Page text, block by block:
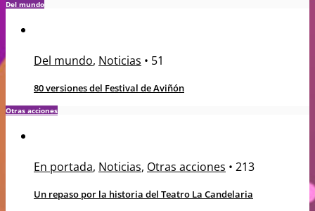
Del mundo
Del mundo, Noticias • 51
80 versiones del Festival de Aviñón
Otras acciones
En portada, Noticias, Otras acciones • 213
Un repaso por la historia del Teatro La Candelaria